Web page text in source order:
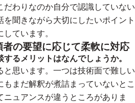
だわりなのか自分で認識していない
を聞きながら大切にしたいポイント
ています。
の要望に応じて柔軟に対応
るメリットはなんでしょうか。
と思います。一つは技術面で難しい
もまだ解釈が煮詰まっていないとこ
ュアンスが違うところがありま